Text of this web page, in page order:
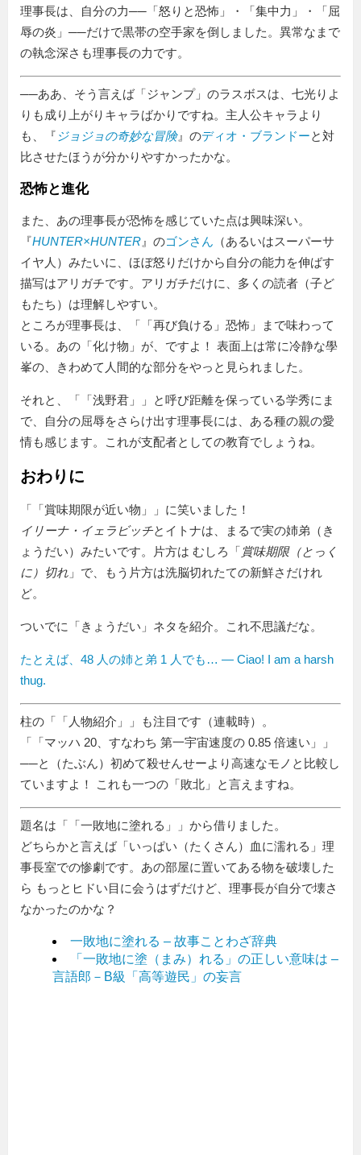
理事長は、自分の力── 怒りと恐怖 ・ 集中力 ・
屈
辱の炎
──だけで黒帯の空手家を倒しました。異常なまで
の執念深さも理事長の力です。
──ああ、そう言えば「ジャンプ」のラスボスは、七光りよ
りも成り上がりキャラばかりですね。主人公キャラより
も、『 ジョジョの奇妙な冒険』のディオ・ブランドーと対
比させたほうが分かりやすかったかな。
恐怖と進化
また、あの理事長が恐怖を感じていた点は興味深い。
『HUNTER×HUNTER 』のゴンさん （あるいはスーパーサ
イヤ人）みたいに、ほぼ怒りだけから自分の能力を伸ばす
描写はアリガチです。アリガチだけに、多くの読者（子ど
もたち）は理解しやすい。
ところが理事長は、
「再び負ける」恐怖
まで味わって
いる。あの
化け物
が、ですよ！ 表面上は常に冷静な學
峯の、きわめて人間的な部分をやっと見られました。
それと、「 浅野君
」と呼び距離を保っている学秀にま
で、自分の屈辱をさらけ出す理事長には、ある種の親の愛
情も感じます。これが支配者としての教育でしょうね。
おわりに
「 賞味期限が近い物
」に笑いました！
イリーナ・イェラビッチとイトナは、まるで実の姉弟（き
ょうだい）みたいです。片方は むしろ「 賞味期限（とっく
に）切れ 」で、もう片方は洗脳切れたての新鮮さだけれ
ど。
ついでに「きょうだい」ネタを紹介。これ不思議だな。
たとえば、48 人の姉と弟 1 人でも… — Ciao! I am a harsh
thug.
柱の「 人物紹介
」も注目です（連載時）。
「
マッハ 20、すなわち 第一宇宙速度の 0.85 倍速い
」
──と（たぶん）初めて殺せんせーより高速なモノと比較し
ていますよ！ これも一つの「敗北」と言えますね。
題名は「 一敗地に塗れる
」から借りました。
どちらかと言えば「いっぱい（たくさん）血に濡れる」理
事長室での惨劇です。あの部屋に置いてある物を破壊した
ら もっとヒドい目に会うはずだけど、理事長が自分で壊さ
なかったのかな？
一敗地に塗れる – 故事ことわざ辞典
「一敗地に塗（まみ）れる」の正しい意味は –
言語郎－B級「高等遊民」の妄言